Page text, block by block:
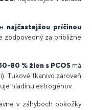
najčastejšou príčinou
zodpovedný za približne
80 % žien s PCOS má
Tukové tkanivo zároveň
hladinu estrogénov.
v záhyboch pokožky